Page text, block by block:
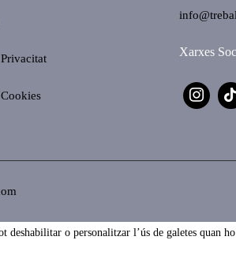
Xarxes
o personalitzar l’ús de galetes quan